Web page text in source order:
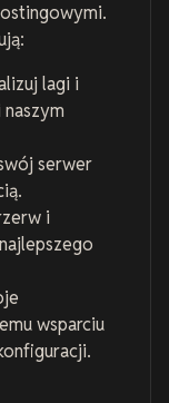
lagi i
serwer
i
wsparciu